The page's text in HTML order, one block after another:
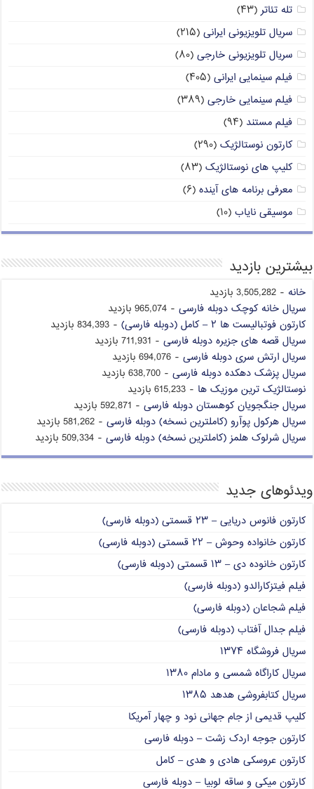
تله تئاتر (۴۳)
سریال تلویزیونی ایرانی (۲۱۵)
سریال تلویزیونی خارجی (۸۰)
فیلم سینمایی ایرانی (۴۰۵)
فیلم سینمایی خارجی (۳۸۹)
فیلم مستند (۹۴)
کارتون نوستالژیک (۲۹۰)
کلیپ های نوستالژیک (۸۳)
معرفی برنامه های آینده (۶)
موسیقی نایاب (۱۰)
بیشترین بازدید
خانه - 3,505,282 بازدید
سریال خانه کوچک دوبله فارسی - 965,074 بازدید
کارتون فوتبالیست ها ۲ – کامل (دوبله فارسی)
- 834,393 بازدید
سریال قصه های جزیره دوبله فارسی - 711,931 بازدید
سریال ارتش سری دوبله فارسی - 694,076 بازدید
سریال پزشک دهکده دوبله فارسی - 638,700 بازدید
نوستالژیک ترین موزیک ها - 615,233 بازدید
سریال جنگجویان کوهستان دوبله فارسی - 592,871 بازدید
سریال هرکول پوآرو (کاملترین نسخه) دوبله فارسی - 581,262 بازدید
سریال شرلوک هلمز (کاملترین نسخه) دوبله فارسی - 509,334 بازدید
ویدئوهای جدید
کارتون فانوس دریایی – ۲۳ قسمتی (دوبله فارسی)
کارتون خانواده وحوش – ۲۲ قسمتی (دوبله فارسی)
کارتون خانوده دی – ۱۳ قسمتی (دوبله فارسی)
فیلم فیتزکارالدو (دوبله فارسی)
فیلم شجاعان (دوبله فارسی)
فیلم جدال آفتاب (دوبله فارسی)
سریال فروشگاه ۱۳۷۴
سریال کاراگاه شمسی و مادام ۱۳۸۰
سریال کتابفروشی هدهد ۱۳۸۵
کلیپ قدیمی از جام جهانی نود و چهار آمریکا
کارتون جوجه اردک زشت – دوبله فارسی
کارتون عروسکی هادی و هدی – کامل
کارتون میکی و ساقه لوبیا – دوبله فارسی